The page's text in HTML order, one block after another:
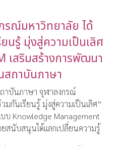
รณ์มหาวิทยาลัย ได้
นรู้ มุ่งสู่ความเป็นเลิศ
เสริมสร้างการพัฒนา
ถาบันภาษา
าบันภาษา จุฬาลงกรณ์
มกันเรียนรู้ มุ่งสู่ความเป็นเลิศ”
บ Knowledge Management
สนับสนุนได้แลกเปลี่ยนความรู้